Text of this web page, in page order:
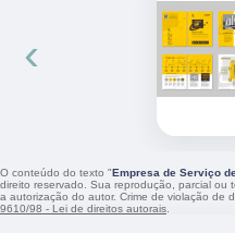
‹
O conteúdo do texto "Empresa de Serviço
direito reservado. Sua reprodução, parcial ou
a autorização do autor. Crime de violação de
9610/98 - Lei de direitos autorais